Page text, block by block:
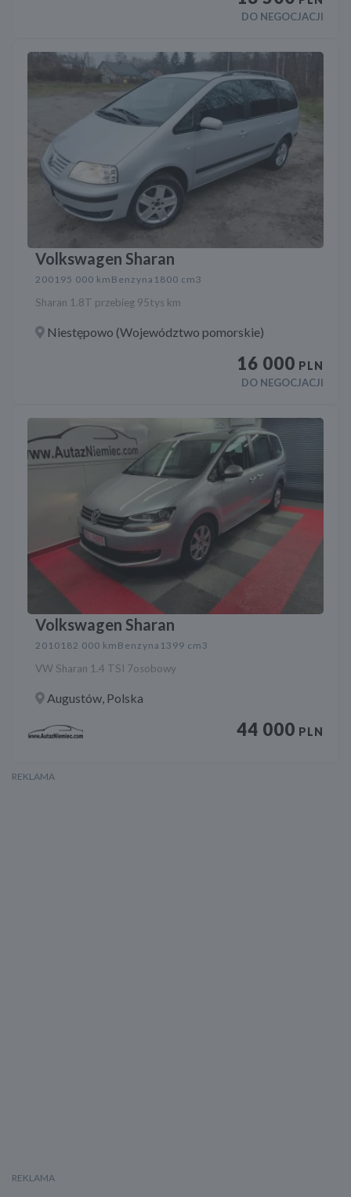
DO NEGOCJACJI
Volkswagen Sharan
200195 000 km Benzyna 1800 cm3
Sharan 1.8T przebieg 95tys km
Niestępowo (Województwo pomorskie)
16 000 PLN
DO NEGOCJACJI
Volkswagen Sharan
2010 182 000 km Benzyna 1399 cm3
VW Sharan 1.4 TSI 7osobowy
Augustów, Polska
44 000 PLN